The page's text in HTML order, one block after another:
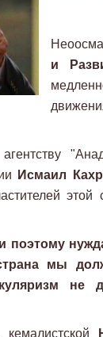
и
Исмаил
мы
не